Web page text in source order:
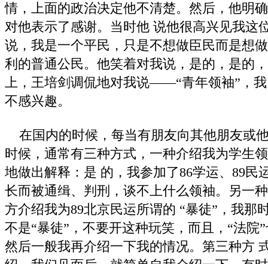
情，上面的政治决定他不清楚。然后，他明
对他表示了感谢。当时他 说他很高兴见我这
说，我是一个平民，只是不想做臣民而是想
利的普通公民。他笑着对我说，是的，是的
上，王培剑调侃地对我说――“青年领袖”，
不感兴趣。
在国内的时候，每当有朋友向其他朋友或
时候，通常有三种方式，一种介绍我为学生
地做出解释：是 的，我参加了86学运、89民
长而被通缉、判刑，谈不上什么领袖。另一
方介绍我为89北京民运所谓的 “暴徒”，我那
不是“暴徒”，不要开这种玩笑，而且，“法院
然后一般我再介绍一下我的情况。第三种方